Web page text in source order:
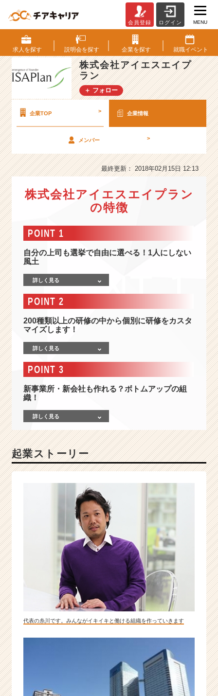
式
会
社
ア
イ
エ
ス
プ
ラ
情
報
の
キ
で
く！
採
用
教
育
気
り
組
T
ベ
ン
チ
ャ
ー
ャ
ー・
成
企
会員登録 ログイン MENU
求人を探す 説明会を探す 企業を探す 就職イベント
株式会社アイエスエイプ
ラン
＋ フォロー
企業TOP > 企業情報
メンバー >
最終更新： 2018年02月15日 12:13
株式会社アイエスエイプラン
の特徴
POINT 1
自分の上司も選挙で自由に選べる！1人にしない
風土
詳しく見る
POINT 2
200種類以上の研修の中から個別に研修をカスタ
マイズします！
詳しく見る
POINT 3
新事業所・新会社も作れる？ボトムアップの組
織！
詳しく見る
起業ストーリー
代表の糸川です。みんながイキイキと働ける組織を作っていきます